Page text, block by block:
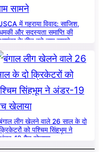
में गहराया विवाद: साजिश,
और सदस्यता समाप्ति की
के बीच बड़े नाम सामने
लीग खेलने वाले 26 साल के दो
को पश्चिम सिंहभूम ने
अंडर-19 मैच खेलाया